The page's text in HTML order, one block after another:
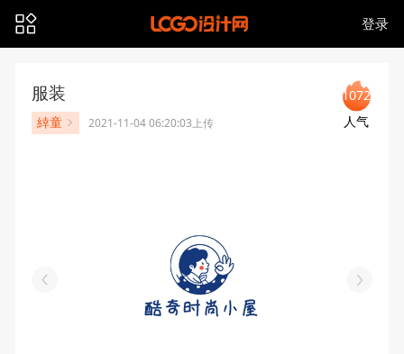
登录
服装
緈童 2021-11-04 06:20:03上传
1072
人气